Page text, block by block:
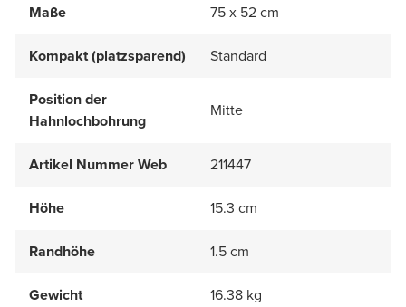
Maße 75 x 52 cm
Kompakt (platzsparend) Standard
Position der
Hahnlochbohrung
Mitte
Artikel Nummer Web 211447
Höhe 15.3 cm
Randhöhe 1.5 cm
Gewicht 16.38 kg